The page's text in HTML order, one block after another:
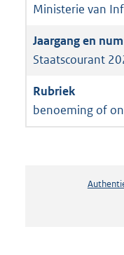
Ministerie van
Staatscourant
benoeming of